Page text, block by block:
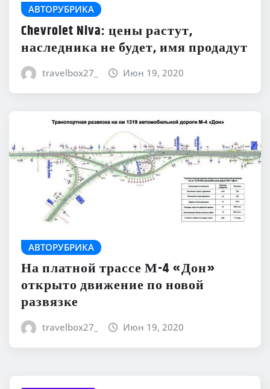
АВТОРУБРИКА
Chevrolet Niva: цены растут,
наследника не будет, имя продадут
travelbox27_ Июн 19, 2020
АВТОРУБРИКА
На платной трассе М-4 «Дон»
открыто движение по новой
развязке
travelbox27_ Июн 19, 2020